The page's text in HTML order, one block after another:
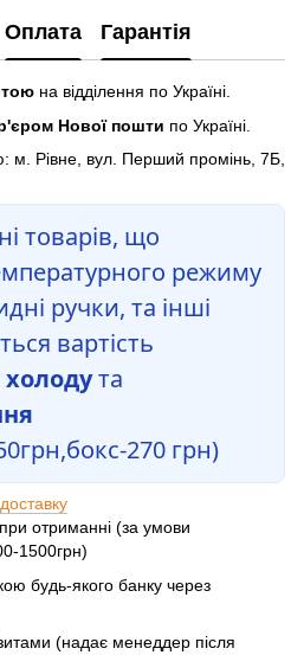
Оплата Гарантія
на відділення по Україні.
Нової пошти по Україні.
м. Рівне, вул. Перший промінь, 7Б,
товарів, що
режиму
ручки, та інші
вартість
холодута
270 грн)
отриманні (за умови
1500грн)
будь-якого банку через
(надає менеддер після